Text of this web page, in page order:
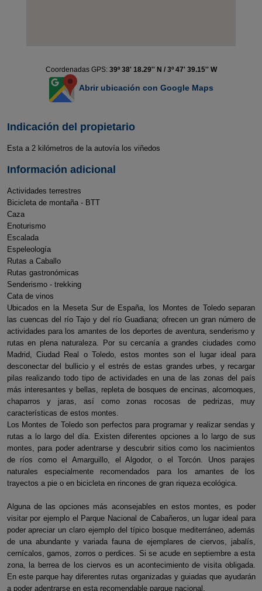
Coordenadas GPS: 39º 38' 18.29'' N / 3º 47' 39.15'' W
Abrir ubicación con Google Maps
Indicación del propietario
Esta a 2 kilómetros de la autovía los viñedos
Información adicional
Actividades terrestres
Bicicleta de montaña - BTT
Caza
Enoturismo
Escalada
Espeleología
Rutas a Caballo
Rutas gastronómicas
Senderismo - trekking
Cata de vinos
Ubicados en la Meseta Sur de España, los Montes de Toledo separan
las cuencas del río Tajo y del río Guadiana; ofrecen un gran número de
actividades para los amantes de los deportes de aventura, senderismo y
rutas en plena naturaleza. Por su cercanía a grandes ciudades como
Madrid, Ciudad Real o Toledo, estos montes son el lugar ideal para
desconectar del bullicio y el estrés de estas grandes urbes, y recargar
pilas realizando todo tipo de actividades en una de las zonas del país
más interesantes y bellas, repleta de bosques de encinas, alcornoques,
chaparros y jaras, así como zonas rocosas de pedrizas, muy
características de estos montes.
Los Montes de Toledo son perfectos para programar y realizar sendas y
rutas a lo largo del día. Existen diferentes opciones a lo largo de sus
montes, para poder adentrarse y descubrir sitios como los nacimientos
de ríos como el Amarguillo, el Algodor, o el Torcón. Unos parajes
naturales especialmente recomendados para los amantes de los
trayectos a pie o en bicicleta en rincones de gran riqueza ecológica.
Alguna de las opciones más aconsejables en estos montes, es poder
visitar por ejemplo el Parque Nacional de Cabañeros, un lugar ideal para
poder apreciar un claro ejemplo del típico bosque mediterráneo, además
de una abundante y variada fauna de ejemplares de ciervos, jabalís,
cernícalos, gamos, zorros o perdices. Si se acude en septiembre a esta
zona, la berrea de los ciervos es un acontecimiento de visita obligada.
En este parque hay diferentes rutas organizadas y guiadas que ayudarán
a poder adentrarse en esta recomendable parque nacional.